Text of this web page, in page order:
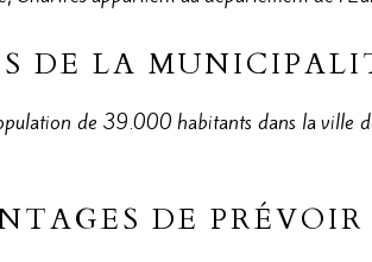
DE LA
de 39.000 habitants dans la ville
DE